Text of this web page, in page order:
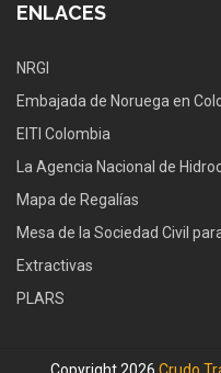
ENLACES
NRGI
Embajada de Noruega en
EITI Colombia
La Agencia Nacional de
Mapa de Regalías
Mesa de la Sociedad Civil
Extractivas
PLARS